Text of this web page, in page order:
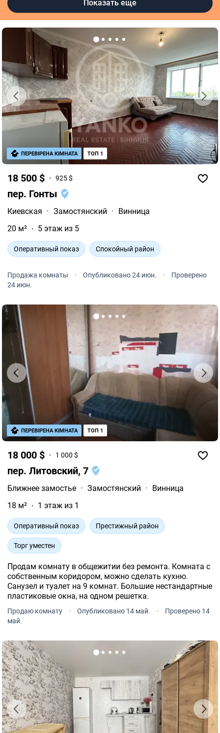
Агентства недвижимости в Виннице
Риелторы в Виннице
Показать еще
18 500 $ 925 $
пер. Гонты
Киевская · Замостянский ·
Винница
20 м²
5 этаж из 5
Оперативный показ Спокойный район
Продажа комнаты · Опубликовано 24 июн. ·
Проверено
24 июн.
ПЕРЕВІРЕНА КІМНАТА ТОП 1
18 000 $ 1 000 $
пер. Литовский, 7
Ближнее замостье · Замостянский ·
Винница
18 м²
1 этаж из 1
Оперативный показ Престижный район
Торг уместен
Продам комнату в общежитии без ремонта. Комната с
собственным коридором, можно сделать кухню.
Санузел и туалет на 9 комнат. Большие нестандартные
пластиковые окна, на одном решетка.
Продаю комнату · Опубликовано 14 май. ·
Проверено 14
май.
ПЕРЕВІРЕНА КІМНАТА ТОП 1